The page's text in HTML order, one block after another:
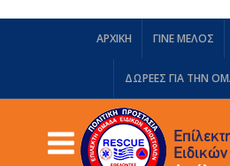
ΑΡΧΙΚΗ ΓΙΝΕ ΜΕΛΟΣ
ΔΩΡΕΈΣ ΓΙΑ ΤΗΝ